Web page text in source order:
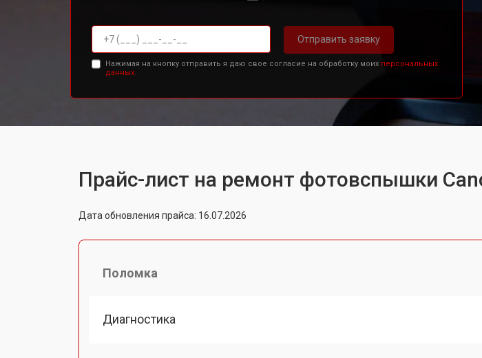
Отправить заявку
Нажимая на кнопку отправить я даю свое согласие на обработку моих персональных
данных.
Прайс-лист на ремонт фотовспышки
Дата обновления прайса: 16.07.2026
Поломка
Диагностика